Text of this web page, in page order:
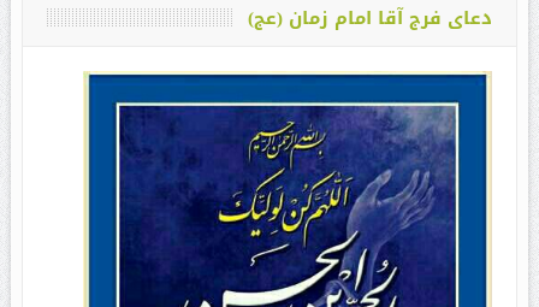
دعای فرج آقا امام زمان (عج)